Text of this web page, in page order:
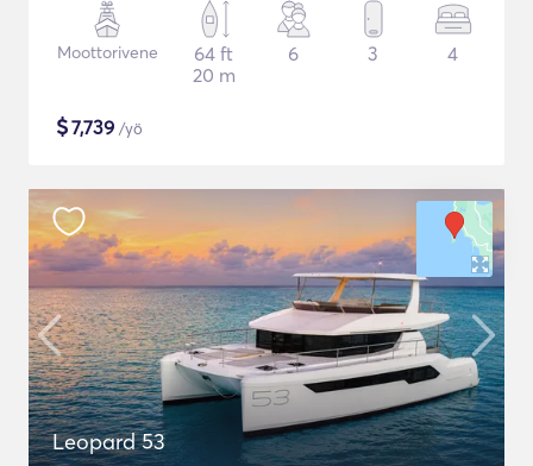
Moottorivene
64 ft
20 m
6 3 4
$7,739 /yö
Leopard 53